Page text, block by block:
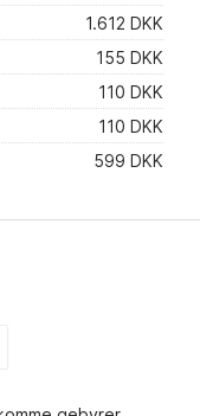
1.612 DKK
155 DKK
110 DKK
110 DKK
599 DKK